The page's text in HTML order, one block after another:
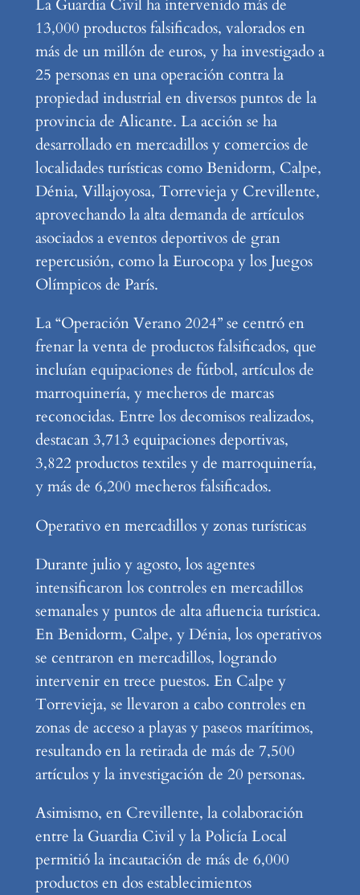
La Guardia Civil ha intervenido más de
13,000 productos falsificados, valorados en
más de un millón de euros, y ha investigado a
25 personas en una operación contra la
propiedad industrial en diversos puntos de la
provincia de Alicante. La acción se ha
desarrollado en mercadillos y comercios de
localidades turísticas como Benidorm, Calpe,
Dénia, Villajoyosa, Torrevieja y Crevillente,
aprovechando la alta demanda de artículos
asociados a eventos deportivos de gran
repercusión, como la Eurocopa y los Juegos
Olímpicos de París.
La “Operación Verano 2024” se centró en
frenar la venta de productos falsificados, que
incluían equipaciones de fútbol, artículos de
marroquinería, y mecheros de marcas
reconocidas. Entre los decomisos realizados,
destacan 3,713 equipaciones deportivas,
3,822 productos textiles y de marroquinería,
y más de 6,200 mecheros falsificados.
Operativo en mercadillos y zonas turísticas
Durante julio y agosto, los agentes
intensificaron los controles en mercadillos
semanales y puntos de alta afluencia turística.
En Benidorm, Calpe, y Dénia, los operativos
se centraron en mercadillos, logrando
intervenir en trece puestos. En Calpe y
Torrevieja, se llevaron a cabo controles en
zonas de acceso a playas y paseos marítimos,
resultando en la retirada de más de 7,500
artículos y la investigación de 20 personas.
Asimismo, en Crevillente, la colaboración
entre la Guardia Civil y la Policía Local
permitió la incautación de más de 6,000
productos en dos establecimientos